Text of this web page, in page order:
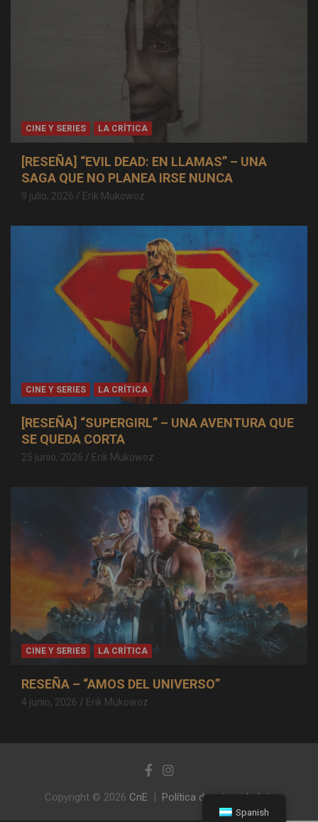
CINE Y SERIES LA CRÍTICA
[RESEÑA] “EVIL DEAD: EN LLAMAS” – UNA
SAGA QUE NO PLANEA IRSE NUNCA
9 julio, 2026 Erik Mukowoz
CINE Y SERIES LA CRÍTICA
[RESEÑA] “SUPERGIRL” – UNA AVENTURA QUE
SE QUEDA CORTA
25 junio, 2026 Erik Mukowoz
CINE Y SERIES LA CRÍTICA
RESEÑA – “AMOS DEL UNIVERSO”
4 junio, 2026 Erik Mukowoz
Copyright © 2026 CnE Política de privacidad
Spanish